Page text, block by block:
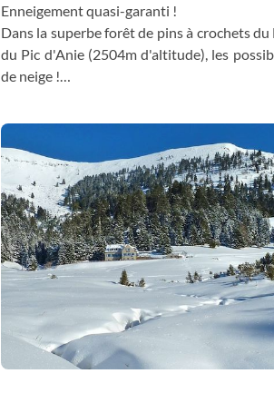
Enneigement quasi-garanti !
Dans la superbe forêt de pins à crochets
du Pic d'Anie (2504m d'altitude), les
de neige !
Option de randonnée pédestre de repli :
Au travers les villages d’Ainhoa (village
d’Espelette, mondialement connu pour ses
Distance : 12km, durée 5h, dénivelé positif